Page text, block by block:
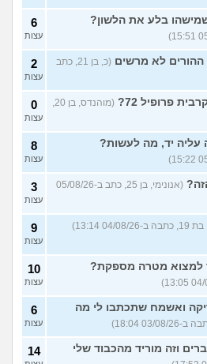
(אלי, בן
9
עצות
3
עצות
בן
8
עצות
21)
17
עצות
חדשות במדור
בלע את הלשון? 6
עצות
ההורים לא מרשים
(כ, בן 21, כתב
2
עצות
פרופיל 72?
(מוהנדס, בן 20,
0
עצות
עליה יד, מה לעשות? 8
עצות
(אנונימי, בן 25, כתב ב-05/08/26
3
עצות
26 13:14)
9
עצות
למצוא מטרה מספקת? 10
עצות
ואשמח שתכתבו לי מה
6
עצות
וזה מוריד מהכבוד שלי 14